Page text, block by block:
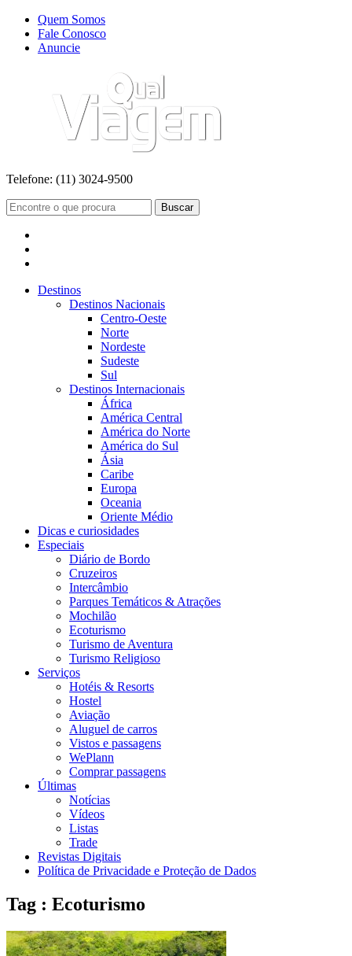
Quem Somos
Fale Conosco
Anuncie
Telefone: (11) 3024-9500
Buscar
Destinos
Destinos Nacionais
Centro-Oeste
Norte
Nordeste
Sudeste
Sul
Destinos Internacionais
África
América Central
América do Norte
América do Sul
Ásia
Caribe
Europa
Oceania
Oriente Médio
Dicas e curiosidades
Especiais
Diário de Bordo
Cruzeiros
Intercâmbio
Parques Temáticos & Atrações
Mochilão
Ecoturismo
Turismo de Aventura
Turismo Religioso
Serviços
Hotéis & Resorts
Hostel
Aviação
Aluguel de carros
Vistos e passagens
WePlann
Comprar passagens
Últimas
Notícias
Vídeos
Listas
Trade
Revistas Digitais
Política de Privacidade e Proteção de Dados
Tag : Ecoturismo